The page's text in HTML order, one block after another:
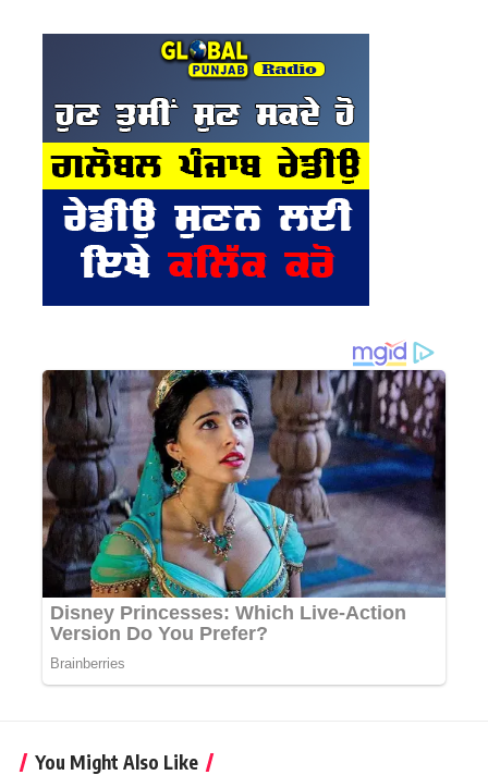
You Might Also Like